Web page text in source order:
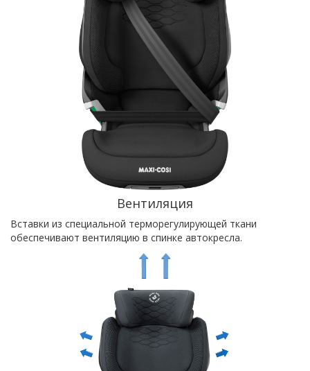
Вентиляция
Вставки из специальной терморегулирующей ткани
обеспечивают вентиляцию в спинке автокресла.